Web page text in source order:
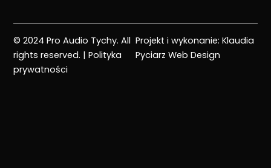
© 2024 Pro Audio Tychy. All
rights reserved. |Polityka
prywatności
Projekt i wykonanie: Klaudia
Pyciarz Web Design